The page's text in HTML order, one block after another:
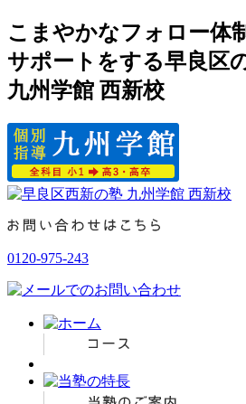
こまやかなフォロー体
サポートをする早良区
九州学館 西新校
0120-975-243